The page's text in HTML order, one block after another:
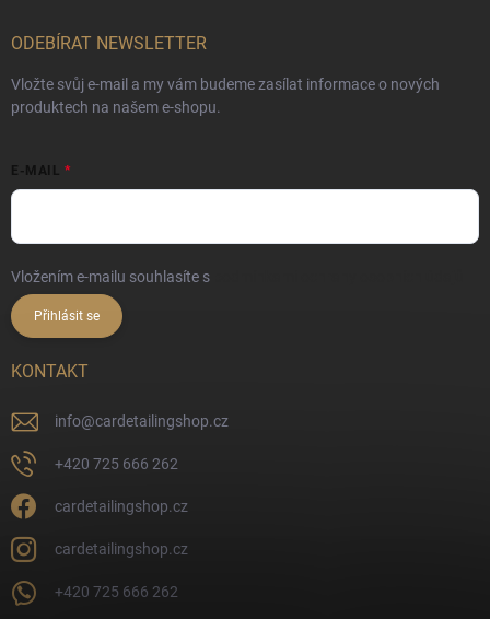
ODEBÍRAT NEWSLETTER
Vložte svůj e-mail a my vám budeme zasílat informace o nových
produktech na našem e-shopu.
E-MAIL
Vložením e-mailu souhlasíte s
Přihlásit se
KONTAKT
info@cardetailingshop.cz
+420 725 666 262
cardetailingshop.cz
cardetailingshop.cz
+420 725 666 262